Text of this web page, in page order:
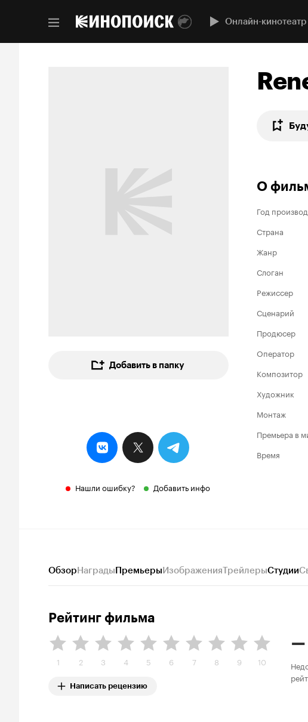
Онлайн-кинотеатр
Добавить в папку
Нашли ошибку? Добавить инфо
О
Год
Страна
Жанр
Слоган
Режиссер
Сценарий
Продюсер
Оператор
Композитор
Художник
Монтаж
Премьера в
Время
ОбзорНаградыПремьерыИзображенияТрейлерыСтудии
Рейтинг фильма
1 2 3 4 5 6 7 8 9 10
Написать рецензию
–